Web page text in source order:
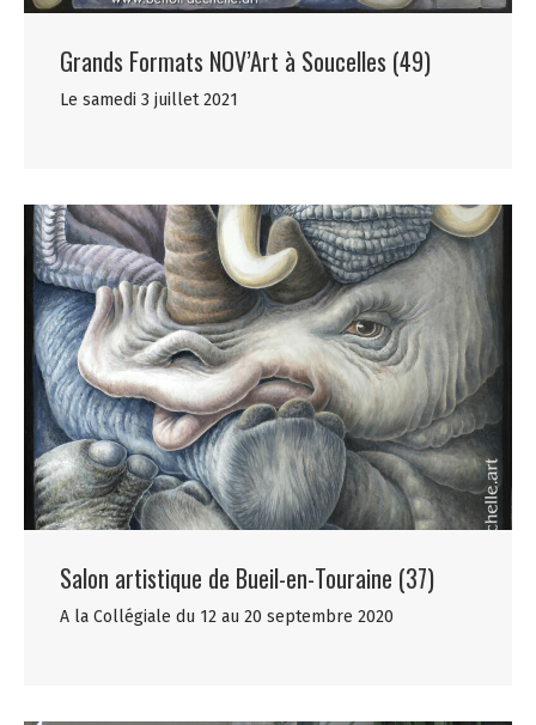
Grands Formats NOV’Art à Soucelles (49)
Le samedi 3 juillet 2021
Salon artistique de Bueil-en-Touraine (37)
A la Collégiale du 12 au 20 septembre 2020